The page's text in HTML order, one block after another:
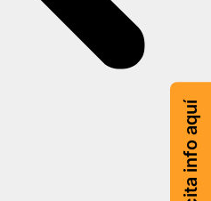
Solicita info aquí